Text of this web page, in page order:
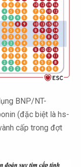
BNP/NT-
(đặc biệt là hs-
cấp trong đợt